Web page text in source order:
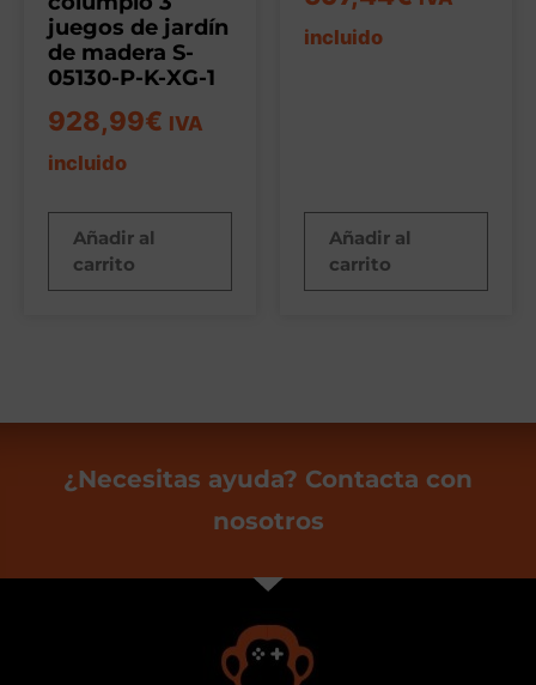
juegos de jardín
de madera S-
05130-P-K-XG-1
928,99€ IVA
incluido
Añadir al
carrito
incluido
Añadir al
carrito
¿Necesitas ayuda? Contacta con
nosotros